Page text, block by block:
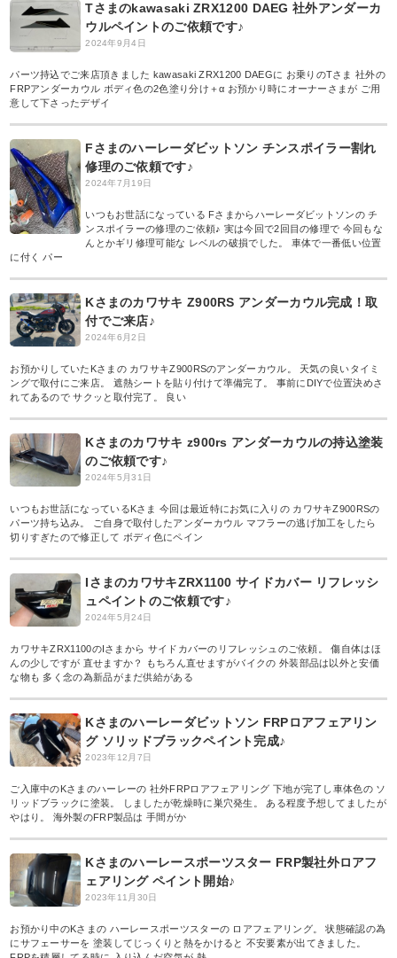
Tさまのkawasaki ZRX1200 DAEG 社外アンダーカ
ウルペイントのご依頼です♪
2024年9月4日
パーツ持込でご来店頂きました kawasaki ZRX1200 DAEGに お乗りのTさま 社外の
FRPアンダーカウル ボディ色の2色塗り分け＋α お預かり時にオーナーさまが ご用
意して下さったデザイ
Fさまのハーレーダビットソン チンスポイラー割れ
修理のご依頼です♪
2024年7月19日
いつもお世話になっている Fさまからハーレーダビットソンの チ
ンスポイラーの修理のご依頼♪ 実は今回で2回目の修理で 今回もな
んとかギリ修理可能な レベルの破損でした。 車体で一番低い位置
に付く パー
Kさまのカワサキ Z900RS アンダーカウル完成！取
付でご来店♪
2024年6月2日
お預かりしていたKさまの カワサキZ900RSのアンダーカウル。 天気の良いタイミ
ングで取付にご来店。 遮熱シートを貼り付けて準備完了。 事前にDIYで位置決めさ
れてあるので サクッと取付完了。 良い
Kさまのカワサキ z900rs アンダーカウルの持込塗装
のご依頼です♪
2024年5月31日
いつもお世話になっているKさま 今回は最近特にお気に入りの カワサキZ900RSの
パーツ持ち込み。 ご自身で取付したアンダーカウル マフラーの逃げ加工をしたら
切りすぎたので修正して ボディ色にペイン
IさまのカワサキZRX1100 サイドカバー リフレッシ
ュペイントのご依頼です♪
2024年5月24日
カワサキZRX1100のIさまから サイドカバーのリフレッシュのご依頼。 傷自体はほ
んの少しですが 直せますか？ もちろん直せますがバイクの 外装部品は以外と安価
な物も 多く念の為新品がまだ供給がある
Kさまのハーレーダビットソン FRPロアフェアリン
グ ソリッドブラックペイント完成♪
2023年12月7日
ご入庫中のKさまのハーレーの 社外FRPロアフェアリング 下地が完了し車体色の ソ
リッドブラックに塗装。 しましたが乾燥時に巣穴発生。 ある程度予想してましたが
やはり。 海外製のFRP製品は 手間がか
Kさまのハーレースポーツスター FRP製社外ロアフ
ェアリング ペイント開始♪
2023年11月30日
お預かり中のKさまの ハーレースポーツスターの ロアフェアリング。 状態確認の為
にサフェーサーを 塗装してじっくりと熱をかけると 不安要素が出てきました。